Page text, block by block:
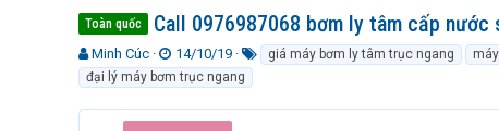
Toàn quốc Call 0976987068 bơm ly tâm cấp nước
T
h
r
e
Minh Cúc
N
g
à
y
14/10/19
h
giá máy bơm ly tâm trục ngang
đại lý máy bơm trục ngang